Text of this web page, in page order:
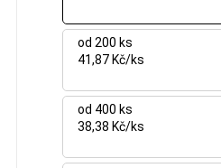
od 200 ks
41,87 Kč/ks
od 400 ks
38,38 Kč/ks